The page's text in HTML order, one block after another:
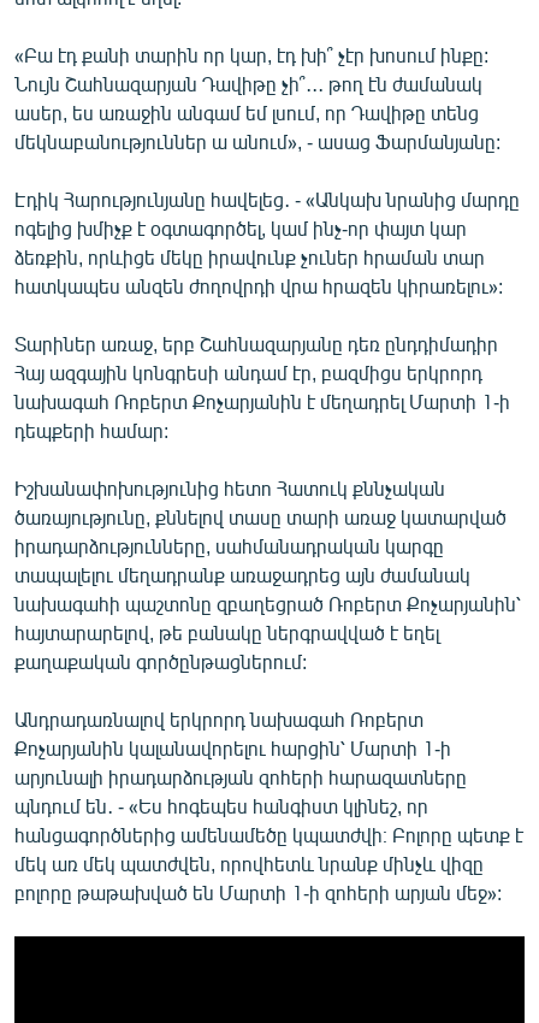
«Բա էդ քանի տարին որ կար, էդ խի՞ չէր խոսում ինքը:
Նույն Շահնազարյան Դավիթը չի՞․․․ թող էն ժամանակ
ասեր, ես առաջին անգամ եմ լսում, որ Դավիթը տենց
մեկնաբանություններ ա անում», - ասաց Ֆարմանյանը:
Էդիկ Հարությունյանը հավելեց․ - «Անկախ նրանից մարդը
ոգելից խմիչք է օգտագործել, կամ ինչ-որ փայտ կար
ձեռքին, որևիցե մեկը իրավունք չուներ հրաման տար
հատկապես անզեն ժողովրդի վրա հրազեն կիրառելու»:
Տարիներ առաջ, երբ Շահնազարյանը դեռ ընդդիմադիր
Հայ ազգային կոնգրեսի անդամ էր, բազմիցս երկրորդ
նախագահ Ռոբերտ Քոչարյանին է մեղադրել Մարտի 1-ի
դեպքերի համար:
Իշխանափոխությունից հետո Հատուկ քննչական
ծառայությունը, քննելով տասը տարի առաջ կատարված
իրադարձությունները, սահմանադրական կարգը
տապալելու մեղադրանք առաջադրեց այն ժամանակ
նախագահի պաշտոնը զբաղեցրած Ռոբերտ Քոչարյանին՝
հայտարարելով, թե բանակը ներգրավված է եղել
քաղաքական գործընթացներում:
Անդրադառնալով երկրորդ նախագահ Ռոբերտ
Քոչարյանին կալանավորելու հարցին՝ Մարտի 1-ի
արյունալի իրադարձության զոհերի հարազատները
պնդում են․ - «Ես հոգեպես հանգիստ կլինեշ, որ
հանցագործներից ամենամեծը կպատժվի։ Բոլորը պետք է
մեկ առ մեկ պատժվեն, որովհետև նրանք մինչև վիզը
բոլորը թաթախված են Մարտի 1-ի զոհերի արյան մեջ»: